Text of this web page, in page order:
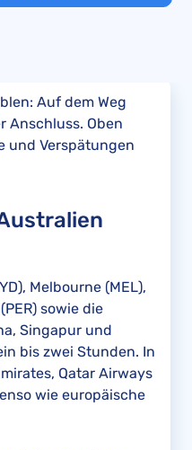
Auf dem Weg
Anschluss. Oben
und Verspätungen
Melbourne (MEL),
sowie die
Singapur und
bis zwei Stunden. In
Qatar Airways
wie europäische